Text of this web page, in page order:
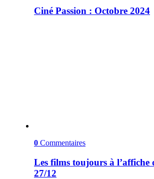
Ciné Passion : Octobre 2024
0 Commentaires
Les films toujours à l’affiche
27/12